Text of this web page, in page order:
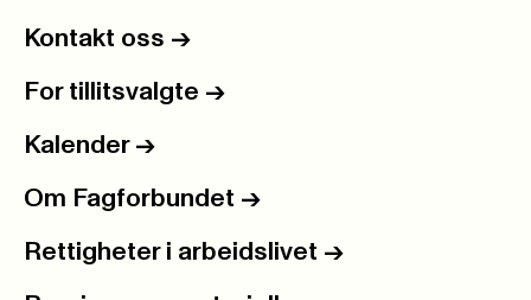
Kontakt oss ->
For tillitsvalgte ->
Kalender ->
Om Fagforbundet ->
Rettigheter i arbeidslivet ->